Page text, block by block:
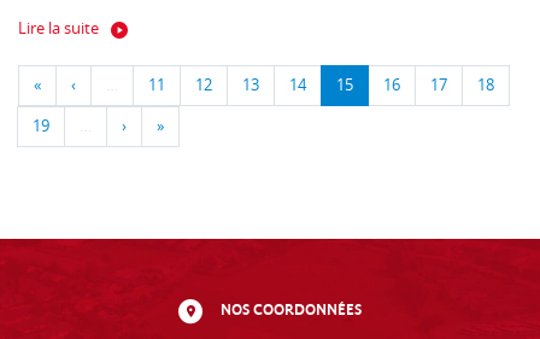
Lire la suite
« ‹ … 11 12 13 14 15 16 17 18
19 … › »
NOS COORDONNÉES